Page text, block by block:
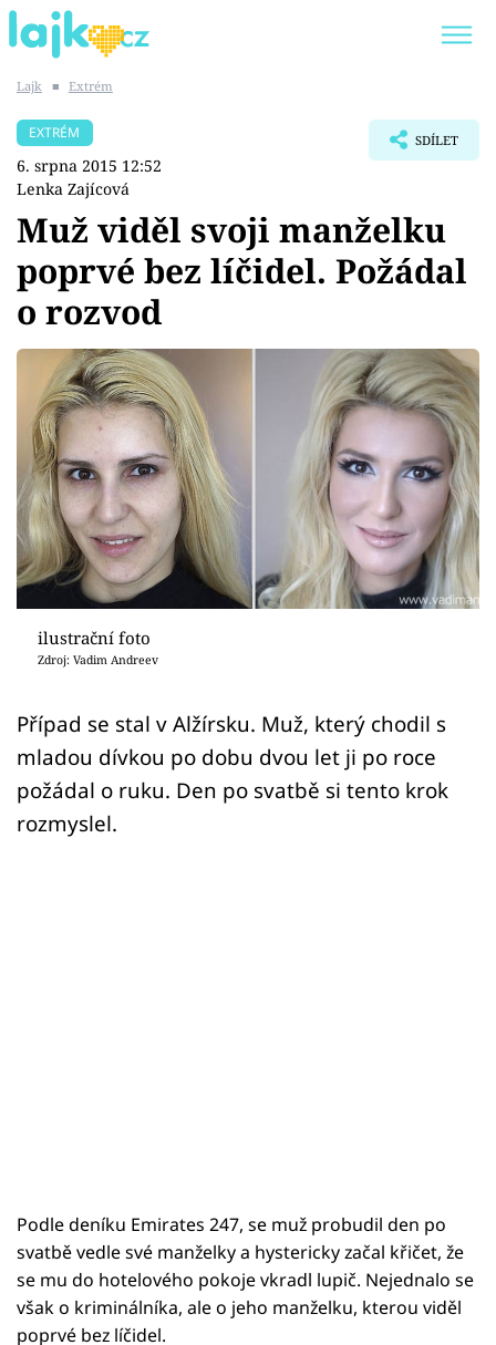
SHOPAHOLICADEL
Témata
Showbyznys
Youtubeři
Virály
Sex a vztahy
Videa
Sledujte prima+
Přihlášení
Sledujte nás
Lajk ■ Extrém
EXTRÉM
6. srpna 2015 12:52
Lenka Zajícová
SDÍLET
Muž viděl svoji manželku
poprvé bez líčidel. Požádal
o rozvod
ilustrační foto
Zdroj: Vadim Andreev
Případ se stal v Alžírsku. Muž, který chodil s
mladou dívkou po dobu dvou let ji po roce
požádal o ruku. Den po svatbě si tento krok
rozmyslel.
Podle deníku Emirates 247, se muž probudil den po
svatbě vedle své manželky a hystericky začal křičet, že
se mu do hotelového pokoje vkradl lupič. Nejednalo se
však o kriminálníka, ale o jeho manželku, kterou viděl
poprvé bez líčidel.